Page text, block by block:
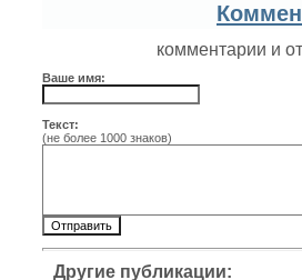
комментарии и
Ваше имя:
Текст:
(не более 1000 знаков)
Другие публикации: